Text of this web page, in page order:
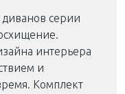
серии
интерьера
и
Комплект